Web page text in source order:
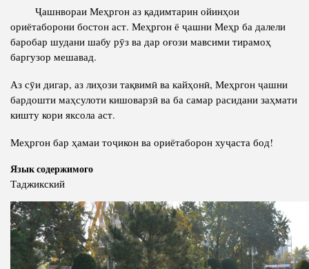
Ҷашнвораи Меҳргон аз қадимтарин ойинҳои
ориётаборони бостон аст. Меҳргон ё ҷашни Меҳр ба далели
баробар шудани шабу рӯз ва дар оғози мавсими тирамоҳ
баргузор мешавад.
Аз сӯи дигар, аз лиҳози тақвимӣ ва кайҳонӣ, Меҳргон ҷашни
бардошти маҳсулоти кишоварзӣ ва ба самар расидани заҳмати
кишту кори яксола аст.
Меҳргон бар ҳамаи тоҷикон ва ориётаборон хуҷаста бод!
Язык содержимого
Таджикский